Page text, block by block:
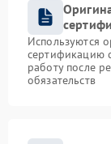
Используются
сертификацию
работу после
обязательств